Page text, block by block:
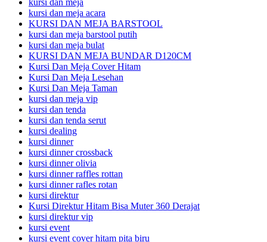
kursi dan meja
kursi dan meja acara
KURSI DAN MEJA BARSTOOL
kursi dan meja barstool putih
kursi dan meja bulat
KURSI DAN MEJA BUNDAR D120CM
Kursi Dan Meja Cover Hitam
Kursi Dan Meja Lesehan
Kursi Dan Meja Taman
kursi dan meja vip
kursi dan tenda
kursi dan tenda serut
kursi dealing
kursi dinner
kursi dinner crossback
kursi dinner olivia
kursi dinner raffles rottan
kursi dinner rafles rotan
kursi direktur
Kursi Direktur Hitam Bisa Muter 360 Derajat
kursi direktur vip
kursi event
kursi event cover hitam pita biru